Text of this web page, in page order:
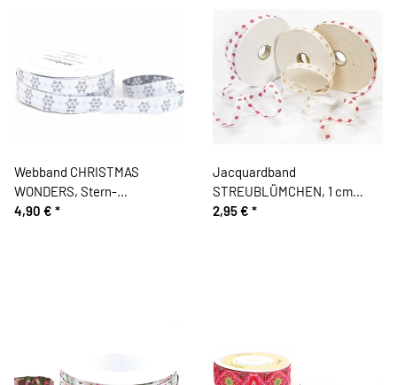
Webband CHRISTMAS
WONDERS, Stern-
Schneeflocke, silbergrau
4,90 € *
Jacquardband
STREUBLÜMCHEN, 1 cm
breit, Kafka
2,95 € *